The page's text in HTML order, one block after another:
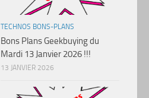
TECHNOS BONS-PLANS
Bons Plans Geekbuying du
Mardi 13 Janvier 2026 !!!
13 JANVIER 2026